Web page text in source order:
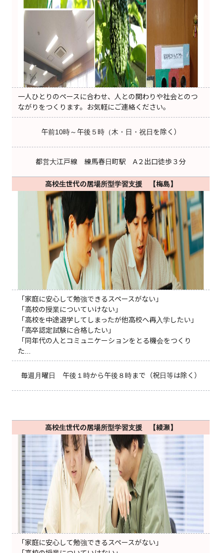
一人ひとりのペースに合わせ、人との関わりや社会とのつ
ながりをつくります。お気軽にご連絡ください。
午前10時～午後５時（木・日・祝日を除く）
都営大江戸線 練馬春日町駅 A２出口徒歩３分
高校生世代の居場所型学習支援 【梅島】
「家庭に安心して勉強できるスペースがない」
「高校の授業についていけない」
「高校を中途退学してしまったが他高校へ再入学したい」
「高卒認定試験に合格したい」
「同年代の人とコミュニケーションをとる機会をつくり
た...
毎週月曜日 午後１時から午後８時まで（祝日等は除く）
高校生世代の居場所型学習支援 【綾瀬】
「家庭に安心して勉強できるスペースがない」